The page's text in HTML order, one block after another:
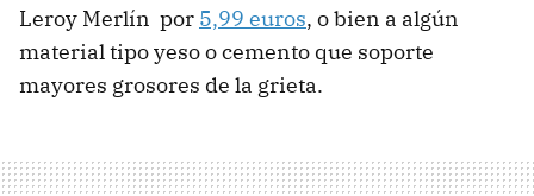
Leroy Merlín por 5,99 euros, o bien a algún
material tipo yeso o cemento que soporte
mayores grosores de la grieta.